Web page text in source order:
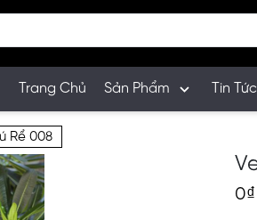
Trang Chủ Sản Phẩm Tin Tức
Rể 008
0₫